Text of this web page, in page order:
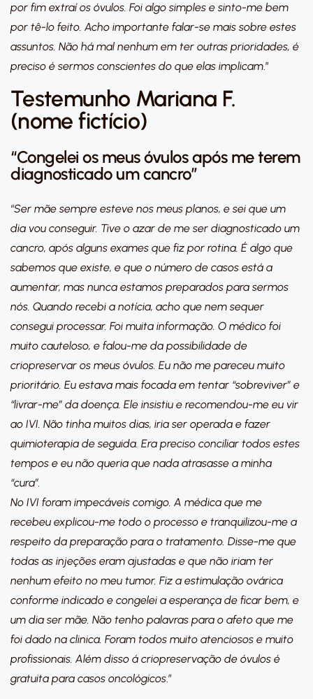
por fim extraí os óvulos. Foi algo simples e sinto-me bem
por tê-lo feito. Acho importante falar-se mais sobre estes
assuntos. Não há mal nenhum em ter outras prioridades, é
preciso é sermos conscientes do que elas implicam.”
Testemunho Mariana F.
(nome fictício)
“Congelei os meus óvulos após me terem
diagnosticado um cancro”
“Ser mãe sempre esteve nos meus planos, e sei que um
dia vou conseguir. Tive o azar de me ser diagnosticado um
cancro, após alguns exames que fiz por rotina. É algo que
sabemos que existe, e que o número de casos está a
aumentar, mas nunca estamos preparados para sermos
nós. Quando recebi a notícia, acho que nem sequer
consegui processar. Foi muita informação. O médico foi
muito cauteloso, e falou-me da possibilidade de
criopreservar os meus óvulos. Eu não me pareceu muito
prioritário. Eu estava mais focada em tentar “sobreviver” e
“livrar-me” da doença. Ele insistiu e recomendou-me eu vir
ao IVI. Não tinha muitos dias, iria ser operada e fazer
quimioterapia de seguida. Era preciso conciliar todos estes
tempos e eu não queria que nada atrasasse a minha
“cura”.
No IVI foram impecáveis comigo. A médica que me
recebeu explicou-me todo o processo e tranquilizou-me a
respeito da preparação para o tratamento. Disse-me que
todas as injeções eram ajustadas e que não iriam ter
nenhum efeito no meu tumor. Fiz a estimulação ovárica
conforme indicado e congelei a esperança de ficar bem, e
um dia ser mãe. Não tenho palavras para o afeto que me
foi dado na clinica. Foram todos muito atenciosos e muito
profissionais. Além disso á criopreservação de óvulos é
gratuita para casos oncológicos.”